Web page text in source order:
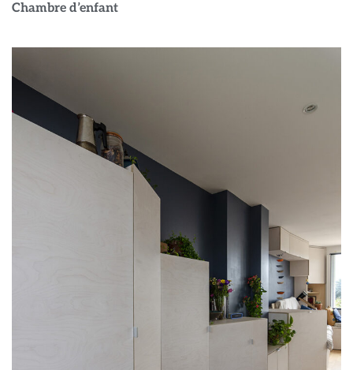
Chambre d’enfant